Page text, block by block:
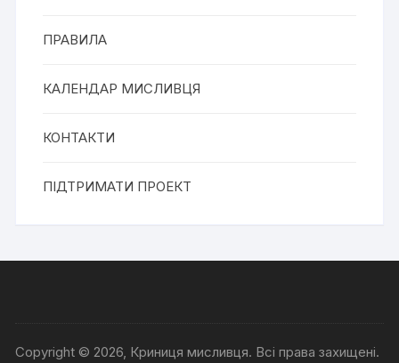
ПРАВИЛА
КАЛЕНДАР МИСЛИВЦЯ
КОНТАКТИ
ПІДТРИМАТИ ПРОЕКТ
Copyright © 2026, Криниця мисливця. Всі права захищені.